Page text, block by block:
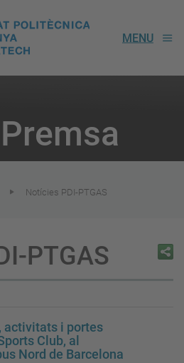
MENU
Notícies PDI-PTGAS
PTGAS
activitats i portes
Club, al
Nord de Barcelona